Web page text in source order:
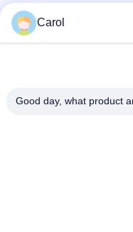
провинция Цзянсу
Политика
Китай хорошо.
Carol
Good day, what product